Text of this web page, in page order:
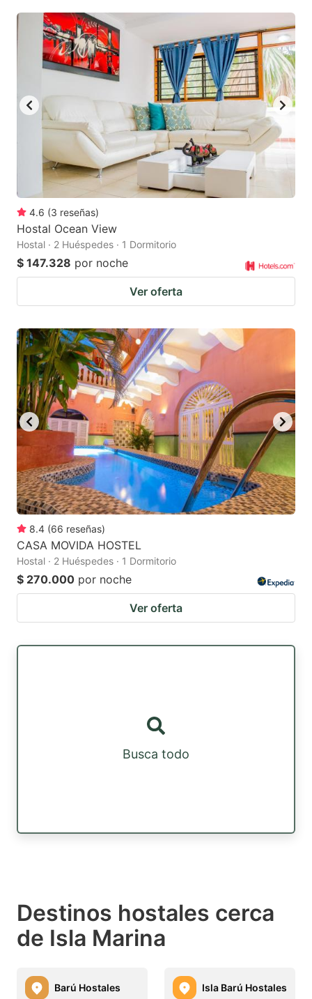
4.6 (3 reseñas)
Hostal Ocean View
Hostal · 2 Huéspedes · 1 Dormitorio
$ 147.328 por noche
Ver oferta
8.4 (66 reseñas)
CASA MOVIDA HOSTEL
Hostal · 2 Huéspedes · 1 Dormitorio
$ 270.000 por noche
Ver oferta
Busca todo
Destinos hostales cerca
de Isla Marina
Barú Hostales Isla Barú Hostales